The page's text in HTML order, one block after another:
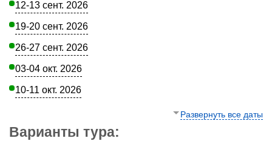
12-13 сент. 2026
19-20 сент. 2026
26-27 сент. 2026
03-04 окт. 2026
10-11 окт. 2026
Развернуть все даты
Варианты тура: